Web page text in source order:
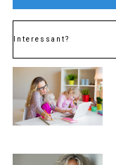
Interessant?